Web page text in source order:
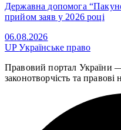
Державна допомога
прийом заяв у 2026 році
06.08.2026
UPУкраїнське право
Правовий портал України
законотворчість та